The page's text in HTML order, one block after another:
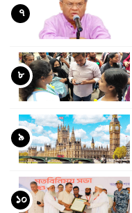
৭
৮
৯
১০